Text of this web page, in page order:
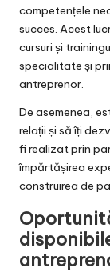
competențele
succes. Acest
cursuri și
specialitate și
antreprenor.
De asemenea,
relații și să îți
fi realizat prin
împărtășirea
construirea de